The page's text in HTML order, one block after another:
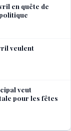
en quête de
veulent
veut
pour les fêtes